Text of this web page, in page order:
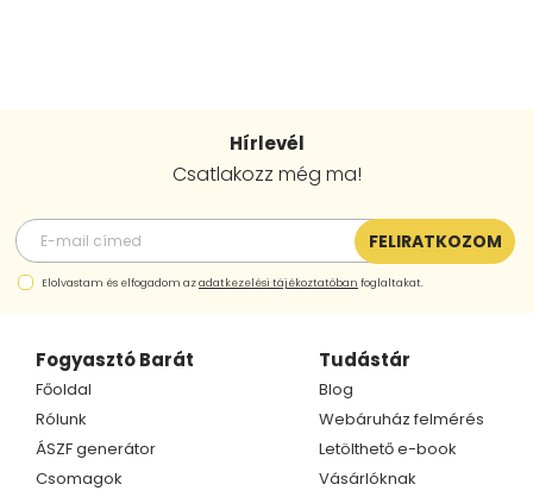
Fogyasztó Barát
Főoldal
Rólunk
ÁSZF generátor
Csomagok
Tudástár
Blog
Webáruház felmérés
Letölthető e-book
Vásárlóknak
Hírlevél
Csatlakozz még ma!
FELIRATKOZOM
Elolvastam és elfogadom azadatkezelési tájékoztatóban foglaltakat.